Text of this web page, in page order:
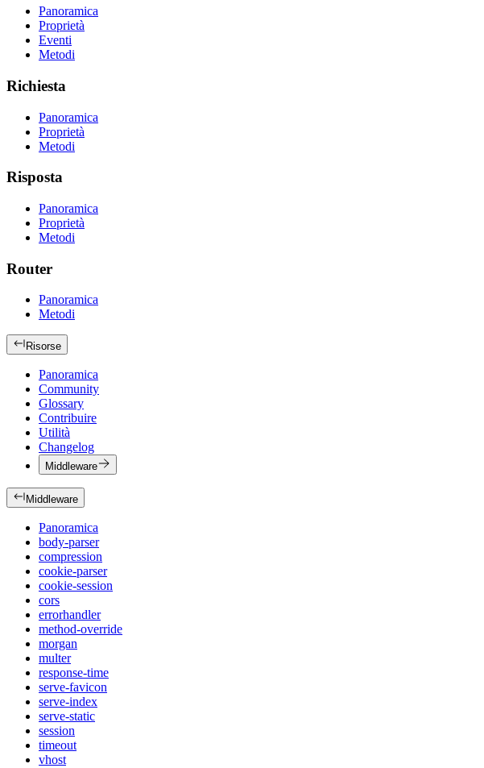
Panoramica
Proprietà
Eventi
Metodi
Richiesta
Panoramica
Proprietà
Metodi
Risposta
Panoramica
Proprietà
Metodi
Router
Panoramica
Metodi
Risorse
Panoramica
Community
Glossary
Contribuire
Utilità
Changelog
Middleware
Middleware
Panoramica
body-parser
compression
cookie-parser
cookie-session
cors
errorhandler
method-override
morgan
multer
response-time
serve-favicon
serve-index
serve-static
session
timeout
vhost